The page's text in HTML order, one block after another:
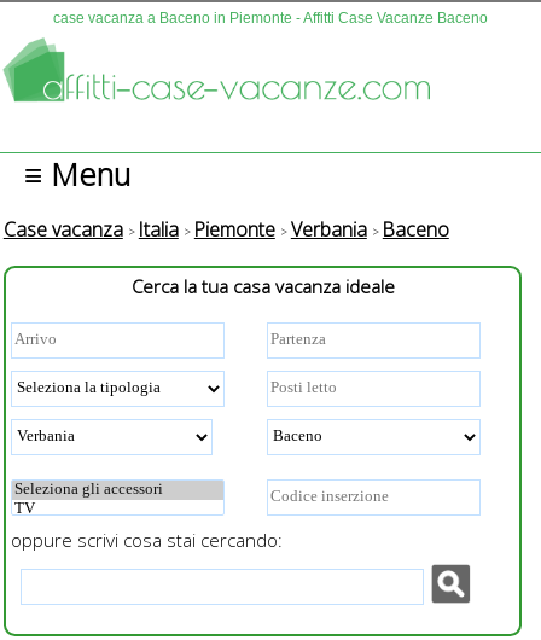
case vacanza a Baceno in Piemonte - Affitti Case Vacanze Baceno
≡ Menu
Case vacanza Italia Piemonte Verbania Baceno
Cerca la tua casa vacanza ideale
oppure scrivi cosa stai cercando: